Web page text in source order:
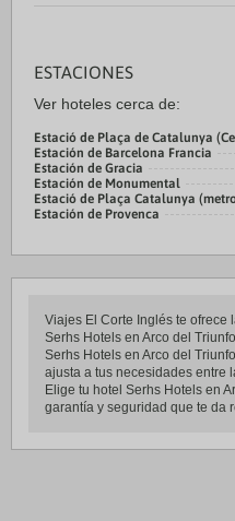
ESTACIONES
Ver hoteles cerca de:
Estació de Plaça de Catalunya
Estación de Barcelona Francia
Estación de Gracia
Estación de Monumental
Estació de Plaça Catalunya
Estación de Provenca
Viajes El Corte Inglés te ofrece
Serhs Hotels en Arco del
Serhs Hotels en Arco del
ajusta a tus necesidades entre
Elige tu hotel Serhs Hotels en
garantía y seguridad que te da